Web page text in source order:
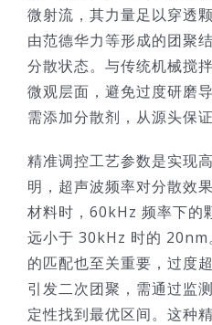
微射流，其力量足以穿透
由范德华力等形成的团聚
分散状态。与传统机械搅
微观层面，避免过度研磨
需添加分散剂，从源头保证
精准调控工艺参数是实现
明，超声波频率对分散效
材料时，60kHz 频率下的
远小于 30kHz 时的 20nm
的匹配也至关重要，过度
引发二次团聚，需通过监
定性找到最优区间。这种